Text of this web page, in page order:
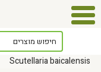
Home
Scutellaria baicalensis